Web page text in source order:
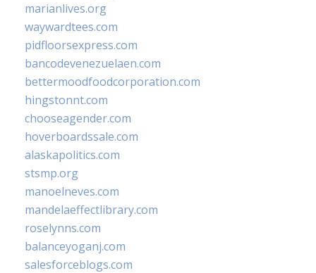
marianlives.org
waywardtees.com
pidfloorsexpress.com
bancodevenezuelaen.com
bettermoodfoodcorporation.com
hingstonnt.com
chooseagender.com
hoverboardssale.com
alaskapolitics.com
stsmp.org
manoelneves.com
mandelaeffectlibrary.com
roselynns.com
balanceyoganj.com
salesforceblogs.com